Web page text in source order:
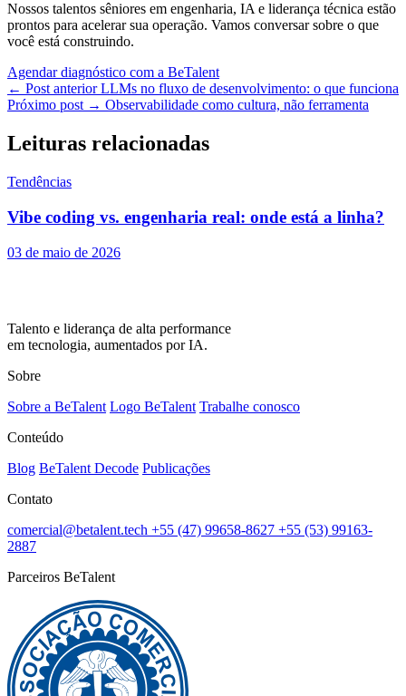
Nossos talentos sêniores em engenharia, IA e liderança técnica estão
prontos para acelerar sua operação. Vamos conversar sobre o que
você está construindo.
Agendar diagnóstico com a BeTalent
← Post anterior LLMs no fluxo de desenvolvimento: o que funciona
Próximo post → Observabilidade como cultura, não ferramenta
Leituras relacionadas
Tendências
Vibe coding vs. engenharia real: onde está a linha?
03 de maio de 2026
Talento e liderança de alta performance
em tecnologia, aumentados por IA.
Sobre
Sobre a BeTalent Logo BeTalent Trabalhe conosco
Conteúdo
Blog BeTalent Decode Publicações
Contato
comercial@betalent.tech +55 (47) 99658-8627 +55 (53) 99163-
2887
Parceiros BeTalent